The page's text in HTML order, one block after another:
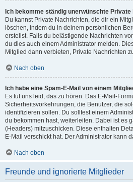
Ich bekomme ständig unerwünschte
Du kannst Private Nachrichten, die dir ein
löschen, indem du in deinem persönlichen
erstellst. Falls du belästigende Nachrichten
du dies auch einem Administrator melden.
Mitglied dann verbieten, Private Nachrichten
Nach oben
Ich habe eine Spam-E-Mail von einem
Es tut uns leid, das zu hören. Das E-Mail-
Sicherheitsvorkehrungen, die Benutzer, die
identifizieren sollen. Du solltest einem
du bekommen hast, weiterleiten. Dabei ist es
(Headers) mitzuschicken. Diese enthalten
E-Mail verschickt hat. Der Administrator kann
Nach oben
Freunde und ignorierte Mitglieder